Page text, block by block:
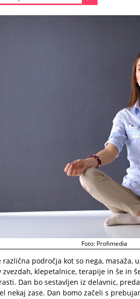
Foto: Profimedia
različna področja kot so nega, masaža,
zvezdah, klepetalnice, terapije in še in
Dan bo sestavljen iz delavnic,
nekaj zase. Dan bomo začeli s